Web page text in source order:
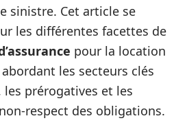
sinistre. Cet article se
les différentes facettes de
pour la location
les secteurs clés
prérogatives et les
respect des obligations.